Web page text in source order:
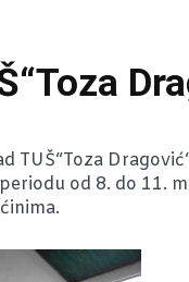
TUŠ“Toza
od 8. do